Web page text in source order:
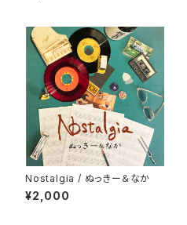
Nostalgia / ぬっきー＆なか
¥2,000